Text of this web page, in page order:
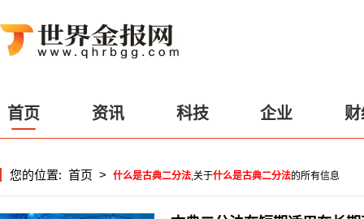
首页 资讯 科技 企业
您的位置: 首页 > 什么是古典二分法,关于什么是古典二分法的所有信息